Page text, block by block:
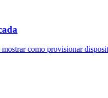
como provisionar